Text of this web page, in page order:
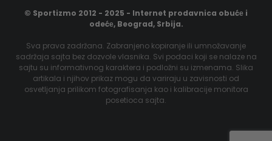
© Sportizmo 2012 - 2025 - Internet prodavnica obućе i
odećе, Beograd, Srbija.
Sva prava zadržana. Zabranjeno kopiranje ili umnožavanje
sadržaja sajta bez dozvole vlasnika. Svi podaci koji se nalaze na
sajtu su informativnog karaktera i podložni su izmenama. Slika
artikala i njihov prikaz mogu da variraju u zavisnosti od
osvetljanja prilikom fotografisanja kao i kalibracije monitora
posetioca sajta.